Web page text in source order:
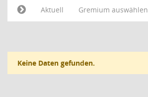
Aktuell
Gremium auswählen
Keine Daten gefunden.